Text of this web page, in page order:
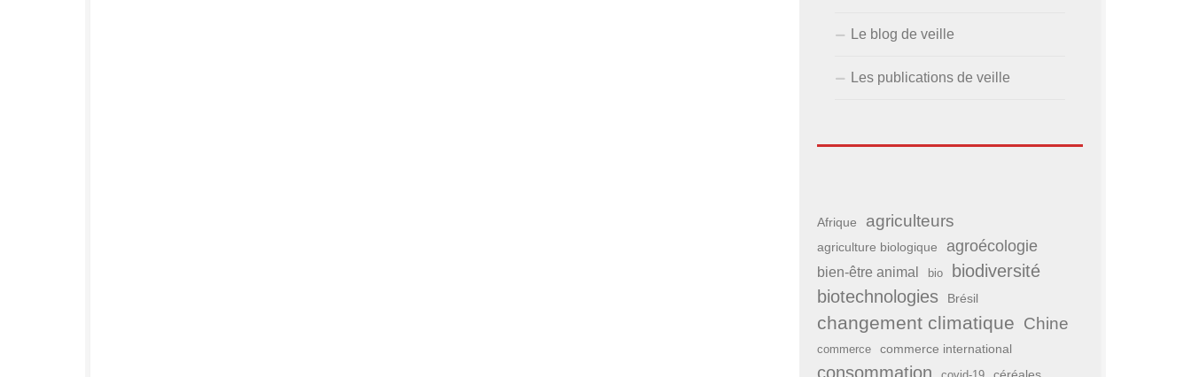
Le blog de veille
Les publications de veille
Afrique agriculteurs
agriculture biologique agroécologie
bien-être animal bio
biodiversité
biotechnologies
Brésil
changement climatique Chine
commerce commerce international
consommation